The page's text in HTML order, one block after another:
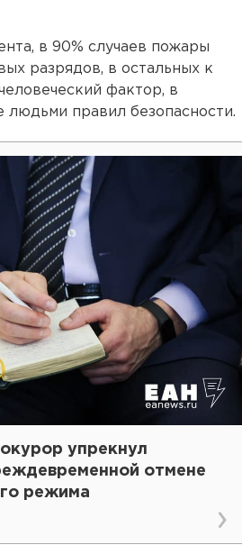
в 90% случаев пожары
разрядов, в остальных к
фактор, в
людьми правил безопасности.
упрекнул
отмене
режима